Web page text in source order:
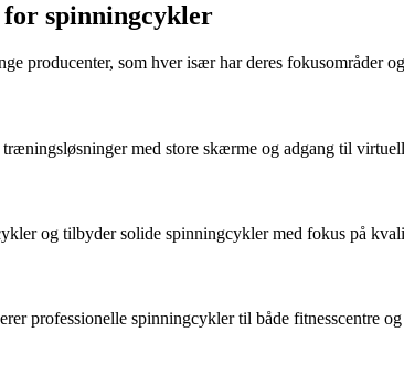
spinningcykler
producenter, som hver især har deres fokusområder
med store skærme og adgang til
og tilbyder solide spinningcykler med fokus på
professionelle spinningcykler til både fitnesscentre